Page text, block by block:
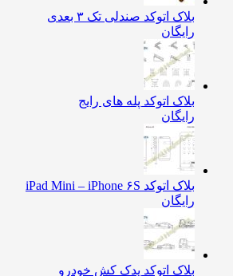
بلاک اتوکد صندلی تک ۳ بعدی
رایگان
بلاک اتوکد پله های رایج
رایگان
بلاک اتوکد iPad Mini – iPhone ۶S
رایگان
بلاک اتوکد یدک کش خودرو